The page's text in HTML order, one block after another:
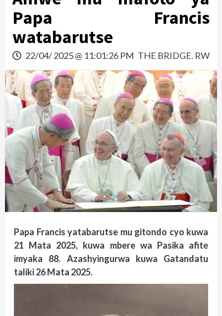
Papa Francis
watabarutse
22/04/ 2025 @ 11:01:26 PM THE BRIDGE. RW
Papa Francis yatabarutse mu gitondo cyo kuwa
21 Mata 2025, kuwa mbere wa Pasika afite
imyaka 88. Azashyingurwa kuwa Gatandatu
taliki 26 Mata 2025.